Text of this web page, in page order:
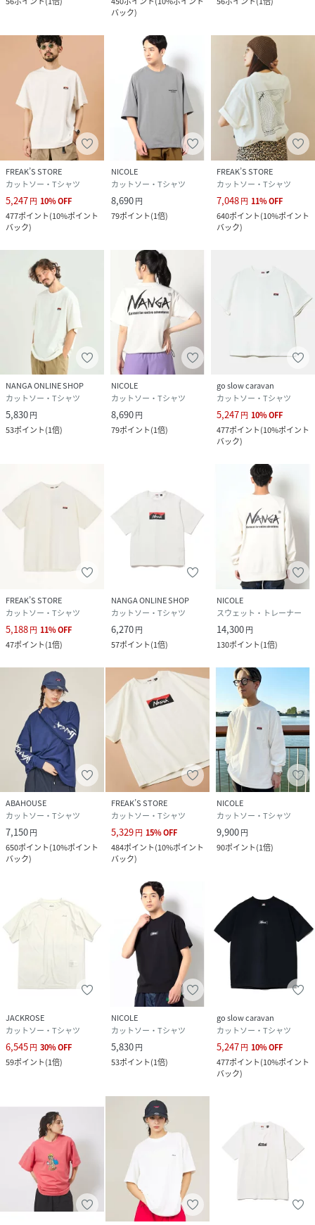
素材感：肌触りが良く、柔らかい生地感
※画像の商品はサンプルです。実際の商品とは仕様・加工・
サイズ・素材が若干異なる場合がございます。
※屋外での撮影画像は、光の当たり具合で色味が違って見え
る場合があります。商品の色味は、スタジオ撮影の画像をご
参照ください。
また、お客様のお使いのPC・スマートフォン等のモニター環
境などにより色味が異なって見える場合がございます。予め
ご了承の上ご注文ください。
29グレー：183cmB89W73H90着用サイズ：48(L)
67ネイビー：181cmB85W67H92着用サイズ：48(L)
39チャコールグレー：180cmB87W74H90着用サイズ：
48(L)
92その他3：180cmB87W74H90着用サイズ：48(L)
性別タイプ メンズ
原産国
素材 綿50% ポリエステル47% レーヨン3%
サイズ 46(M)、48(L)、50(LL)
4469-9890-09-46 KG8376
バック)
FREAK’S STORE
カットソー・Tシャツ
5,247円 10%OFF
477ポイント(10%ポイント
バック)
NICOLE
カットソー・Tシャツ
8,690円
79ポイント(1倍)
FREAK’S STORE
カットソー・Tシャツ
7,048円 11%OFF
640ポイント(10%ポイント
バック)
NANGA ONLINE SHOP
カットソー・Tシャツ
5,830円
53ポイント(1倍)
NICOLE
カットソー・Tシャツ
8,690円
79ポイント(1倍)
go slow caravan
カットソー・Tシャツ
5,247円 10%OFF
477ポイント(10%ポイント
バック)
FREAK’S STORE
カットソー・Tシャツ
5,188円 11%OFF
47ポイント(1倍)
NANGA ONLINE SHOP
カットソー・Tシャツ
6,270円
57ポイント(1倍)
NICOLE
スウェット・トレーナー
14,300円
130ポイント(1倍)
ABAHOUSE
カットソー・Tシャツ
7,150円
650ポイント(10%ポイント
バック)
FREAK’S STORE
カットソー・Tシャツ
5,329円 15%OFF
484ポイント(10%ポイント
バック)
NICOLE
カットソー・Tシャツ
9,900円
90ポイント(1倍)
JACKROSE
カットソー・Tシャツ
6,545円 30%OFF
59ポイント(1倍)
NICOLE
カットソー・Tシャツ
5,830円
53ポイント(1倍)
go slow caravan
カットソー・Tシャツ
5,247円 10%OFF
477ポイント(10%ポイント
バック)